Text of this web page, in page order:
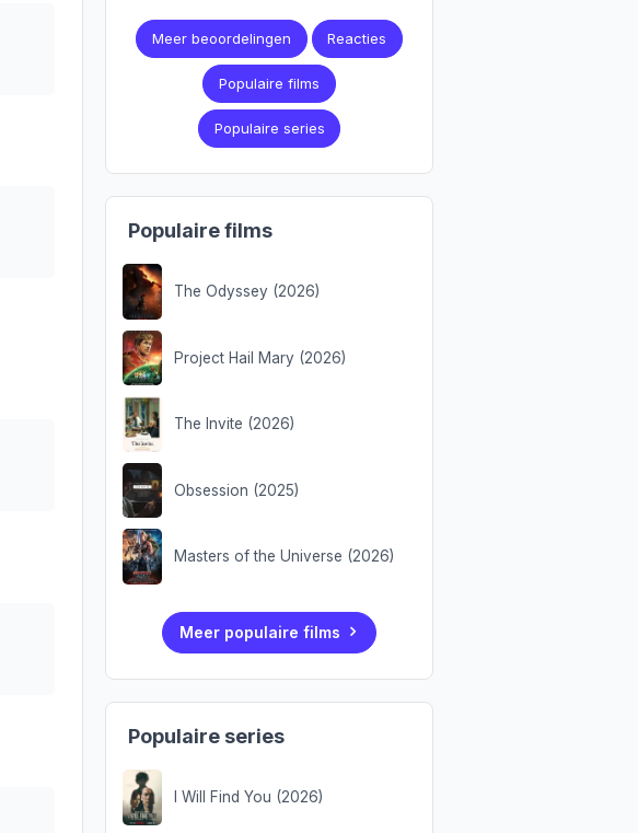
Meer beoordelingen Reacties
Populaire films
Populaire series
Populaire films
The Odyssey (2026)
Project Hail Mary (2026)
The Invite (2026)
Obsession (2025)
Masters of the Universe (2026)
Meer populaire films
Populaire series
I Will Find You (2026)